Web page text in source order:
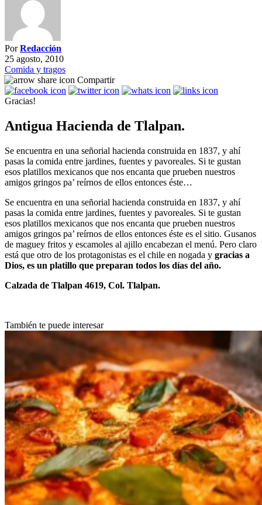
PorRedacción
25 agosto, 2010
Comida y tragos
Compartir
Gracias!
Antigua Hacienda de Tlalpan.
Se encuentra en una señorial hacienda construida en 1837, y ahí
pasas la comida entre jardines, fuentes y pavoreales. Si te gustan
esos platillos mexicanos que nos encanta que prueben nuestros
amigos gringos pa’ reírnos de ellos entonces éste…
Se encuentra en una señorial hacienda construida en 1837, y ahí
pasas la comida entre jardines, fuentes y pavoreales. Si te gustan
esos platillos mexicanos que nos encanta que prueben nuestros
amigos gringos pa’ reírnos de ellos entonces éste es el sitio. Gusanos
de maguey fritos y escamoles al ajillo encabezan el menú. Pero claro
está que otro de los protagonistas es el chile en nogada y gracias a
Dios, es un platillo que preparan todos los días del año.
Calzada de Tlalpan 4619, Col. Tlalpan.
También te puede interesar